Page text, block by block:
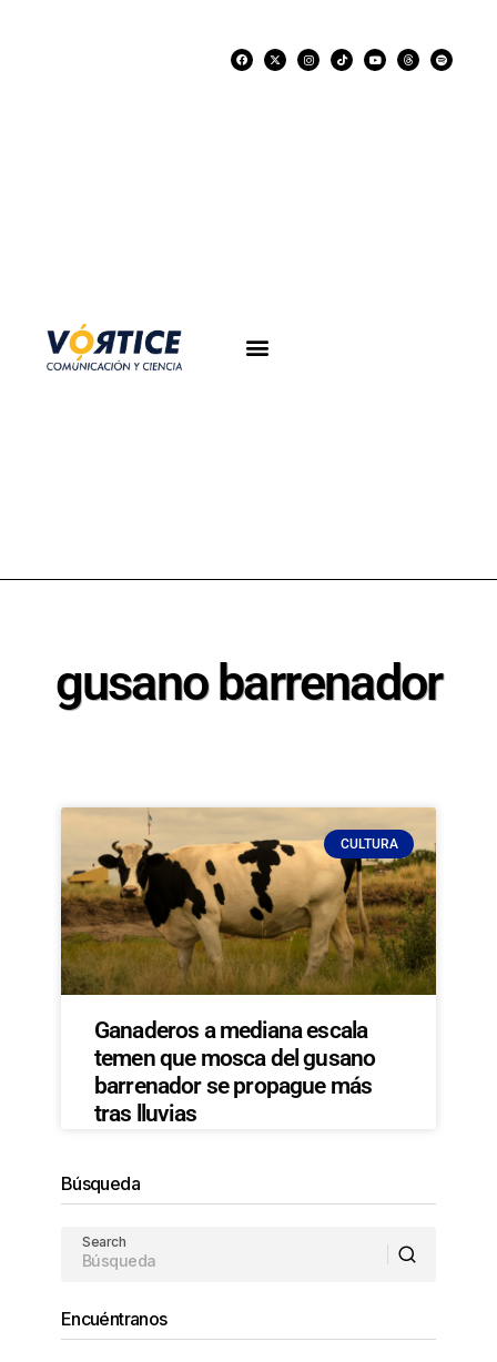
gusano barrenador
CULTURA
Ganaderos a mediana escala
temen que mosca del gusano
barrenador se propague más
tras lluvias
Búsqueda
Search
Encuéntranos